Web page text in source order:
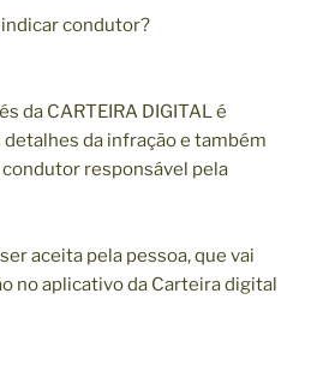
condutor?
da CARTEIRA DIGITAL é
da infração e também
responsável pela
aceita pela pessoa, que vai
no aplicativo da Carteira digital